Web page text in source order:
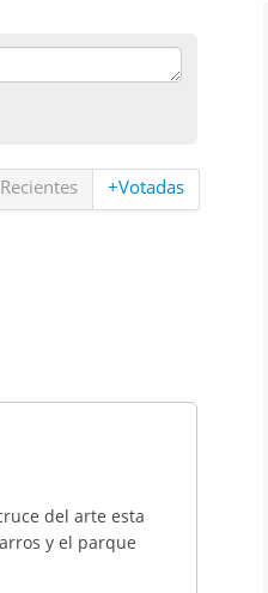
+Votadas
del arte esta
y el parque